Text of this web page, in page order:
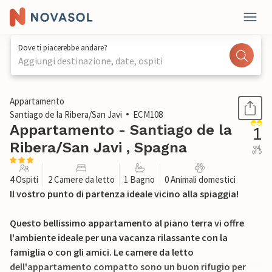
Dove ti piacerebbe andare?
Aggiungi destinazione, date, ospiti
1 / 18
Appartamento
Santiago de la Ribera/San Javi
ECM108
Appartamento - Santiago de la
Ribera/San Javi , Spagna
1
out
of 5
4 Ospiti 2 Camere da letto 1 Bagno 0 Animali domestici
Il vostro punto di partenza ideale vicino alla spiaggia!
Questo bellissimo appartamento al piano terra vi offre
l'ambiente ideale per una vacanza rilassante con la
famiglia o con gli amici. Le camere da letto
dell'appartamento compatto sono un buon rifugio per